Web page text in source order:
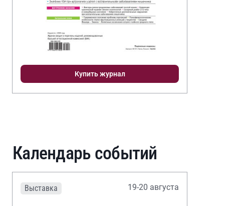
Купить журнал
Календарь событий
Выставка 19-20 августа